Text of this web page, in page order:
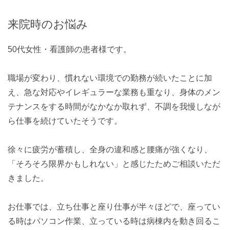
来院時のお悩み
50代女性・看護師の患者様です。
職場が変わり、慣れない環境での勤務が続いたことに加
え、急な対応やイレギュラーな業務も重なり、身体のメン
テナンスをする時間がなかなか取れず、不調を我慢しなが
ら仕事を続けていたそうです。
徐々に疲労が蓄積し、全身の違和感と腰痛が強くなり、
「そろそろ限界かもしれない」と感じたためご相談いただ
きました。
お仕事では、立ち仕事と座り仕事が半々ほどで、座ってい
る時はパソコン作業、立っている時は病棟内を動き回るこ